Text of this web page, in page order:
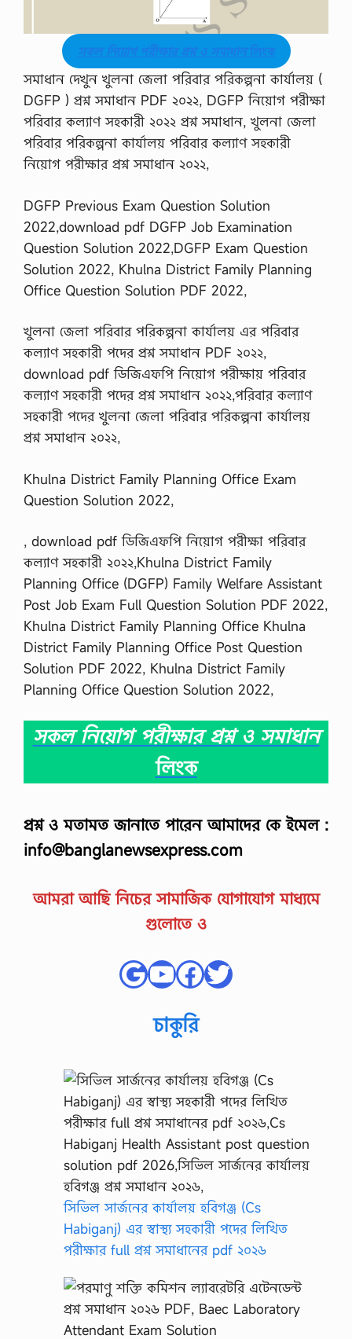
ন্টে
রে
র
উ
ত্ত
সকল নিয়োগ পরীক্ষার প্রশ্ন ও সমাধানলিংক
সমাধান দেখুন খুলনা জেলা পরিবার পরিকল্পনা কার্যালয় (
DGFP ) প্রশ্ন সমাধান PDF ২০২২, DGFP নিয়োগ পরীক্ষা
পরিবার কল্যাণ সহকারী ২০২২ প্রশ্ন সমাধান, খুলনা জেলা
পরিবার পরিকল্পনা কার্যালয় পরিবার কল্যাণ সহকারী
নিয়োগ পরীক্ষার প্রশ্ন সমাধান ২০২২,
DGFP Previous Exam Question Solution
2022,download pdf DGFP Job Examination
Question Solution 2022,DGFP Exam Question
Solution 2022, Khulna District Family Planning
Office Question Solution PDF 2022,
খুলনা জেলা পরিবার পরিকল্পনা কার্যালয় এর পরিবার
কল্যাণ সহকারী পদের প্রশ্ন সমাধান PDF ২০২২,
download pdf ডিজিএফপি নিয়োগ পরীক্ষায় পরিবার
কল্যাণ সহকারী পদের প্রশ্ন সমাধান ২০২২,পরিবার কল্যাণ
সহকারী পদের খুলনা জেলা পরিবার পরিকল্পনা কার্যালয়
প্রশ্ন সমাধান ২০২২,
Khulna District Family Planning Office Exam
Question Solution 2022,
, download pdf ডিজিএফপি নিয়োগ পরীক্ষা পরিবার
কল্যাণ সহকারী ২০২২,Khulna District Family
Planning Office (DGFP) Family Welfare Assistant
Post Job Exam Full Question Solution PDF 2022,
Khulna District Family Planning Office Khulna
District Family Planning Office Post Question
Solution PDF 2022, Khulna District Family
Planning Office Question Solution 2022,
সকল নিয়োগ পরীক্ষার প্রশ্ন ও সমাধান
লিংক
প্রশ্ন ও মতামত জানাতে পারেন আমাদের কে ইমেল :
info@banglanewsexpress.com
আমরা আছি নিচের সামাজিক যোগাযোগ মাধ্যমে
গুলোতে ও
Google
YouTube
Facebook
Twitter
চাকুরি
সিভিল সার্জনের কার্যালয় হবিগঞ্জ (Cs
Habiganj) এর স্বাস্থ্য সহকারী পদের লিখিত
পরীক্ষার full প্রশ্ন সমাধানের pdf ২০২৬